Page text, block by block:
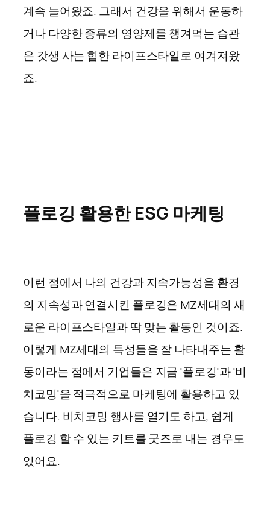
계속 늘어왔죠. 그래서 건강을 위해서 운동하
거나 다양한 종류의 영양제를 챙겨먹는 습관
은 갓생 사는 힙한 라이프스타일로 여겨져왔
죠.
플로깅 활용한 ESG 마케팅
이런 점에서 나의 건강과 지속가능성을 환경
의 지속성과 연결시킨 플로깅은 MZ세대의 새
로운 라이프스타일과 딱 맞는 활동인 것이죠.
이렇게 MZ세대의 특성들을 잘 나타내주는 활
동이라는 점에서 기업들은 지금 '플로깅'과 '비
치코밍'을 적극적으로 마케팅에 활용하고 있
습니다. 비치코밍 행사를 열기도 하고, 쉽게
플로깅 할 수 있는 키트를 굿즈로 내는 경우도
있어요.